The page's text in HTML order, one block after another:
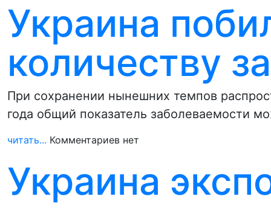
Украина
количеству
При сохранении нынешних темпов
года общий показатель заболеваемости
читать... Комментариев нет
Украина